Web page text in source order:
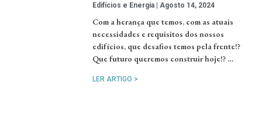
Edifícios e Energia Agosto 14, 2024
Com a herança que temos, com as atuais
necessidades e requisitos dos nossos
edifícios, que desafios temos pela frente!?
Que futuro queremos construir hoje!? …
LER ARTIGO >